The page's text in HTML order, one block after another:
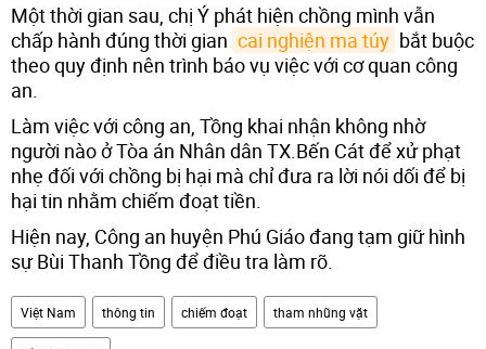
Một thời gian sau, chị Ý phát hiện chồng mình vẫn
chấp hành đúng thời gian cai nghiện ma túy bắt buộc
theo quy định nên trình báo vụ việc với cơ quan công
an.
Làm việc với công an, Tồng khai nhận không nhờ
người nào ở Tòa án Nhân dân TX.Bến Cát để xử phạt
nhẹ đối với chồng bị hại mà chỉ đưa ra lời nói dối để bị
hại tin nhằm chiếm đoạt tiền.
Hiện nay, Công an huyện Phú Giáo đang tạm giữ hình
sự Bùi Thanh Tồng để điều tra làm rõ.
Việt Nam thông tin chiếm đoạt tham nhũng vặt